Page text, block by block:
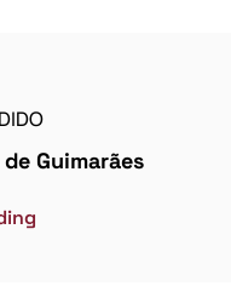
Guimarães